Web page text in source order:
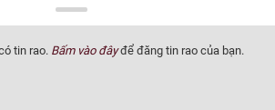
tin rao. Bấm vào đâyđể đăng tin rao của bạn.